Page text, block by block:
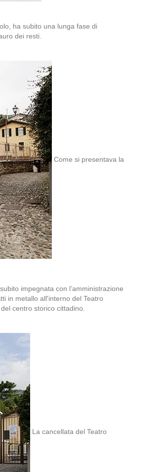
ha subito una lunga fase di
dei resti.
Come si presentava la
impegnata con l’amministrazione
in metallo all'interno del Teatro
centro storico cittadino.
La cancellata del Teatro